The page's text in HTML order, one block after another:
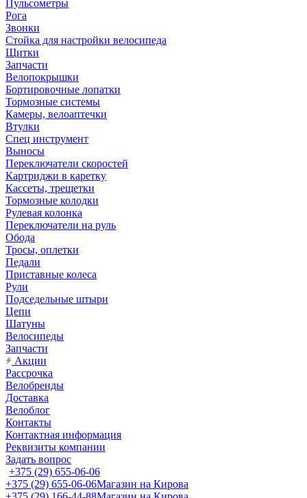
Пульсометры
Рога
Звонки
Стойка для настройки велосипеда
Щитки
Запчасти
Велопокрышки
Бортировочные лопатки
Тормозные системы
Камеры, велоаптечки
Втулки
Спец инструмент
Выносы
Переключатели скоростей
Картриджи в каретку
Кассеты, трещетки
Тормозные колодки
Рулевая колонка
Переключатели на руль
Обода
Тросы, оплетки
Педали
Приставные колеса
Рули
Подседельные штыри
Цепи
Шатуны
Велосипеды
Запчасти
Акции
Рассрочка
Велобренды
Доставка
Велоблог
Контакты
Контактная информация
Реквизиты компании
Задать вопрос
+375 (29) 655-06-06
+375 (29) 655-06-06Магазин на Кирова